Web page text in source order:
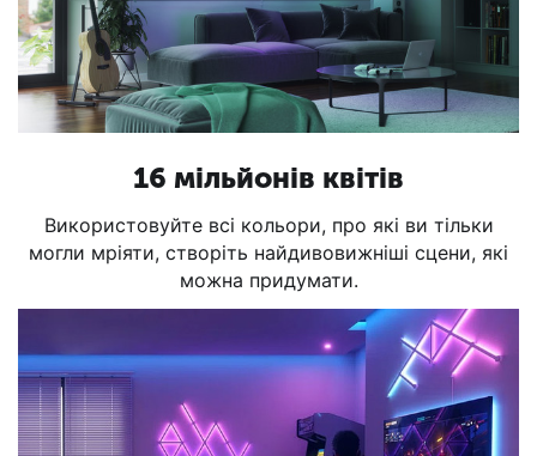
16 мільйонів квітів
Використовуйте всі кольори, про які ви тільки
могли мріяти, створіть найдивовижніші сцени, які
можна придумати.